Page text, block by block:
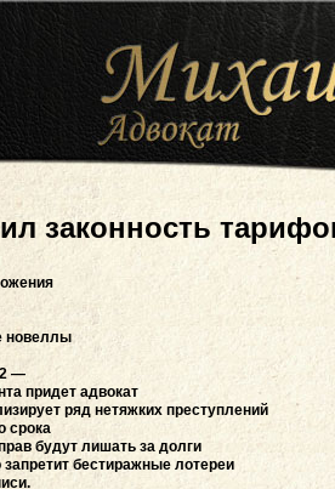
законность
новеллы
2 —
придет адвокат
ряд нетяжких преступлений
срока
будут лишать за долги
запретит бестиражные лотереи